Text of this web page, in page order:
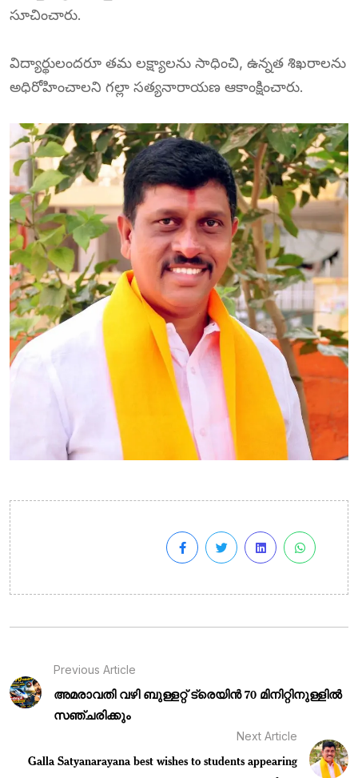
సూచించారు.
విద్యార్థులందరూ తమ లక్ష్యాలను సాధించి, ఉన్నత శిఖరాలను
అధిరోహించాలని గల్లా సత్యనారాయణ ఆకాంక్షించారు.
Previous Article
അമരാവതി വഴി ബുള്ളറ്റ് ട്രെയിൻ 70 മിനിറ്റിനുള്ളിൽ
സഞ്ചരിക്കും
Next Article
Galla Satyanarayana best wishes to students appearing